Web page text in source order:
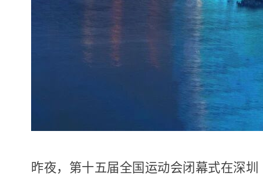
昨夜，第十五届全国运动会闭幕式在深圳